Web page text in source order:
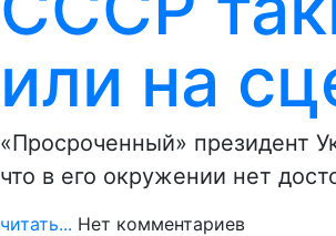
или на
«Просроченный» президент
что в его окружении нет
читать... Нет комментариев